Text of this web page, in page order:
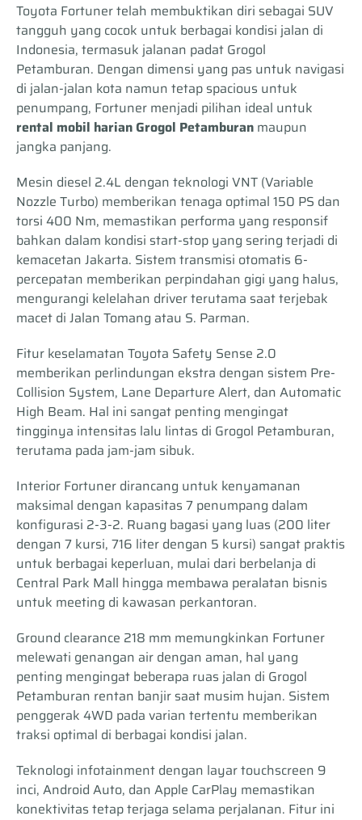
Toyota Fortuner telah membuktikan diri sebagai SUV
tangguh yang cocok untuk berbagai kondisi jalan di
Indonesia, termasuk jalanan padat Grogol
Petamburan. Dengan dimensi yang pas untuk navigasi
di jalan-jalan kota namun tetap spacious untuk
penumpang, Fortuner menjadi pilihan ideal untuk
rental mobil harian Grogol Petamburan maupun
jangka panjang.
Mesin diesel 2.4L dengan teknologi VNT (Variable
Nozzle Turbo) memberikan tenaga optimal 150 PS dan
torsi 400 Nm, memastikan performa yang responsif
bahkan dalam kondisi start-stop yang sering terjadi di
kemacetan Jakarta. Sistem transmisi otomatis 6-
percepatan memberikan perpindahan gigi yang halus,
mengurangi kelelahan driver terutama saat terjebak
macet di Jalan Tomang atau S. Parman.
Fitur keselamatan Toyota Safety Sense 2.0
memberikan perlindungan ekstra dengan sistem Pre-
Collision System, Lane Departure Alert, dan Automatic
High Beam. Hal ini sangat penting mengingat
tingginya intensitas lalu lintas di Grogol Petamburan,
terutama pada jam-jam sibuk.
Interior Fortuner dirancang untuk kenyamanan
maksimal dengan kapasitas 7 penumpang dalam
konfigurasi 2-3-2. Ruang bagasi yang luas (200 liter
dengan 7 kursi, 716 liter dengan 5 kursi) sangat praktis
untuk berbagai keperluan, mulai dari berbelanja di
Central Park Mall hingga membawa peralatan bisnis
untuk meeting di kawasan perkantoran.
Ground clearance 218 mm memungkinkan Fortuner
melewati genangan air dengan aman, hal yang
penting mengingat beberapa ruas jalan di Grogol
Petamburan rentan banjir saat musim hujan. Sistem
penggerak 4WD pada varian tertentu memberikan
traksi optimal di berbagai kondisi jalan.
Teknologi infotainment dengan layar touchscreen 9
inci, Android Auto, dan Apple CarPlay memastikan
konektivitas tetap terjaga selama perjalanan. Fitur ini